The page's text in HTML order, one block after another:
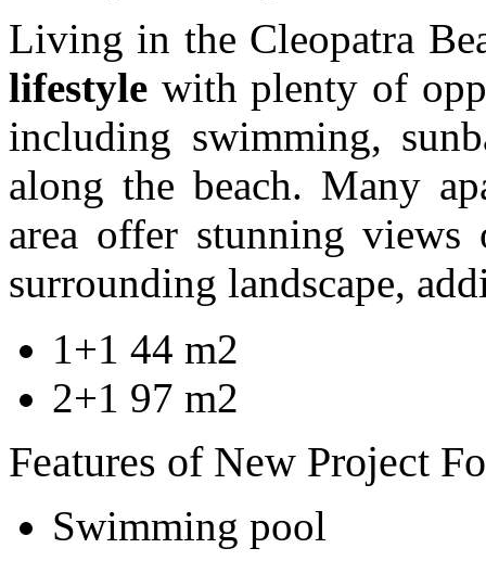
Living in the Cleopatra
lifestyle with plenty of
including swimming,
along the beach. Many
area offer stunning views
surrounding landscape,
1+1 44 m2
2+1 97 m2
Features of New Project
Swimming pool